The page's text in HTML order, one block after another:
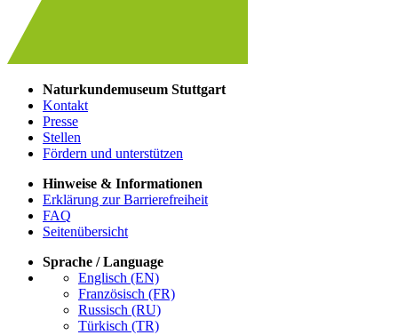
Naturkundemuseum Stuttgart
Kontakt
Presse
Stellen
Fördern und unterstützen
Hinweise & Informationen
Erklärung zur Barrierefreiheit
FAQ
Seitenübersicht
Sprache / Language
Englisch (EN)
Französisch (FR)
Russisch (RU)
Türkisch (TR)